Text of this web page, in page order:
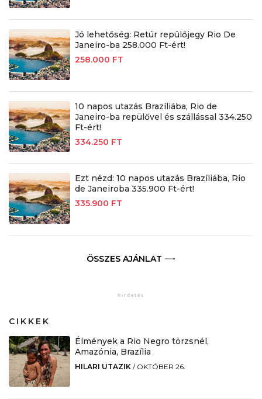
Jó lehetőség: Retúr repülőjegy Rio De
Janeiro-ba 258.000 Ft-ért!
258.000 FT
10 napos utazás Brazíliába, Rio de
Janeiro-ba repülővel és szállással 334.250
Ft-ért!
334.250 FT
Ezt nézd: 10 napos utazás Brazíliába, Rio
de Janeiroba 335.900 Ft-ért!
335.900 FT
ÖSSZES AJÁNLAT
CIKKEK
Élmények a Rio Negro törzsnél,
Amazónia, Brazília
HILARI UTAZIK / OKTÓBER 26.